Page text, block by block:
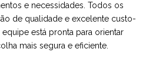
e necessidades. Todos os
de qualidade e excelente custo-
está pronta para orientar
mais segura e eficiente.